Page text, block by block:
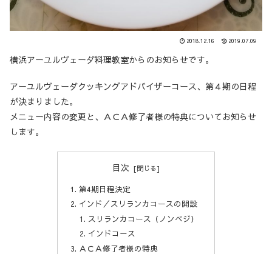
2018.12.16 2019.07.09
横浜アーユルヴェーダ料理教室からのお知らせです。
アーユルヴェーダクッキングアドバイザーコース、第４期の日程
が決まりました。
メニュー内容の変更と、ＡＣＡ修了者様の特典についてお知らせ
します。
目次
第4期日程決定
インド／スリランカコースの開設
スリランカコース（ノンベジ）
インドコース
ＡＣＡ修了者様の特典